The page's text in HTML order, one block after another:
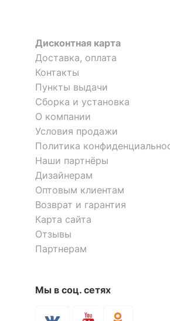
Материал корпуса
Тип поверхности
обивки
ОСОБЕННОСТИ
Уровень жесткости низкая
Рекомендуемые
помещения
Угол
Механизм
трансформации
Дисконтная карта
Доставка, оплата
Контакты
Пункты выдачи
Сборка и установка
О компании
Условия продажи
Политика
Наши партнёры
Дизайнерам
Оптовым клиентам
Возврат и гарантия
Карта сайта
Отзывы
Партнерам
Мы в соц. сетях